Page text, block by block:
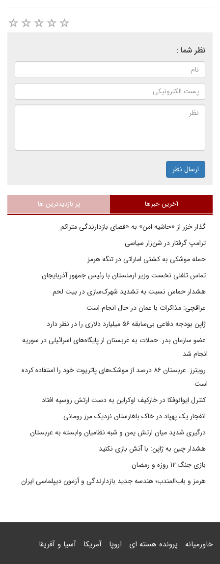
نظر شما :
ارسال نظر
آخرین خبرها پر بازدیدترین ها
گذار خزر از «حاشیه امن» به «فضای بازدارندگی متراکم
ترامپ گرفتار در شن‌زار سیاسی
حمله موشکی به کشتی اماراتی در تنگه هرمز
تماس تلفنی نخست وزیر ارمنستان با رئیس جمهور آذربایجان
هشدار حماس نسبت به تشدید شهرک‌سازی در بیت‌ لحم
عراقچی: مذاکرات با عمان در حال انجام است
ژاپن بودجه دفاعی بی‌سابقه ۵۶ میلیارد دلاری را در نظر دارد
عضو سازمان بدر: حملات به عربستان از پایگاه‌های اسرائیلی در سوریه
انجام شد
رویترز: عربستان ۸۶ درصد از موشک‌های پاتریوت خود را استفاده کرده
است
کنترل ایوانوفکا در خارکیف اوکراین به دست ارتش روسیه افتاد
انفجار یک پهپاد در خاک بلغارستان نزدیک مرز رومانی
درگیری شدید میان ارتش یمن و شبه نظامیان وابسته به عربستان
هشدار چین به ژاپن: با آتش بازی نکنید
بازی جنگ ۱۲ روزه و رمضان
هرمز و باب‌المندب؛ هندسه جدید بازدارندگی و آزمون دیپلماسی ایران
خاورمیانه پرونده هسته ای اروپا آمریکا آسیا و آفریقا